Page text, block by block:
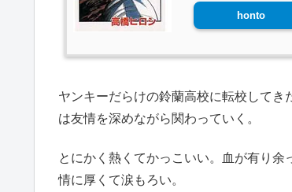
honto
ヤンキーだらけの鈴蘭高校に転校して
は友情を深めながら関わっていく。
とにかく熱くてかっこいい。血が有り
情に厚くて涙もろい。